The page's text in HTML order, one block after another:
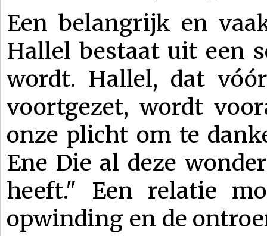
Een belangrijk en
Hallel bestaat uit een
wordt. Hallel, dat
voortgezet, wordt
onze plicht om te
Ene Die al deze
heeft." Een relatie
opwinding en de